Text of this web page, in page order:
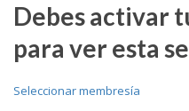
Debes activar
para ver esta
Seleccionar membresía